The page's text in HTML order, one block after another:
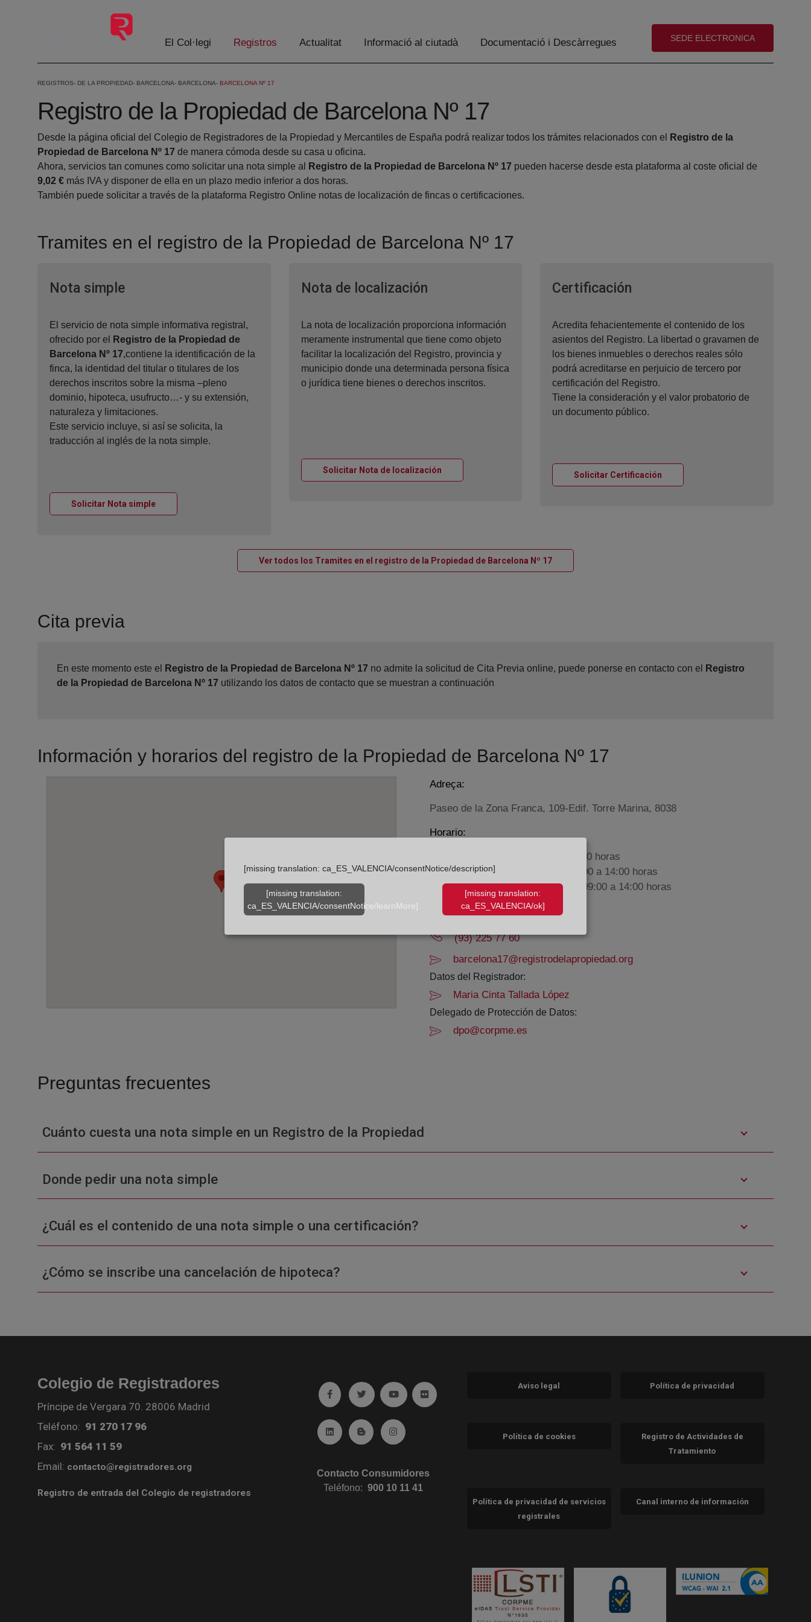
Salta al contingut principal
El Col·legi Registros Actualitat Informació al ciutadà Documentació i Descàrregues (abre en nueva ventana)
SEDE ELECTRONICA
REGISTROS DE LA PROPIEDAD BARCELONA BARCELONA BARCELONA Nº 17
Registro de la Propiedad de Barcelona Nº 17
Desde la página oficial del Colegio de Registradores de la Propiedad y Mercantiles de España podrá realizar todos los trámites relacionados con el
Registro de la
Propiedad de Barcelona Nº 17 de manera cómoda desde su casa u oficina.
Ahora, servicios tan comunes como solicitar una nota simple al
Registro de la Propiedad de Barcelona Nº 17 pueden hacerse desde esta plataforma al coste oficial de
9,02 € más IVA y disponer de ella en un plazo medio inferior a dos horas.
También puede solicitar a través de la plataforma Registro Online notas de localización de fincas o certificaciones.
Tramites en el registro de la Propiedad de Barcelona Nº 17
Nota simpleVentana nueva
El servicio de nota simple informativa registral,
ofrecido por el
Registro de la Propiedad de
Barcelona Nº 17,contiene la identificación de la
finca, la identidad del titular o titulares de los
derechos inscritos sobre la misma –pleno
dominio, hipoteca, usufructo…- y su extensión,
naturaleza y limitaciones.
Este servicio incluye, si así se solicita, la
traducción al inglés de la nota simple.
Solicitar Nota simpleVentana nueva
Nota de localizaciónVentana nueva
La nota de localización proporciona información
meramente instrumental que tiene como objeto
facilitar la localización del Registro, provincia y
municipio donde una determinada persona física
o jurídica tiene bienes o derechos inscritos.
Solicitar Nota de localizaciónVentana nueva
Certificación
Acredita fehacientemente el contenido de los
asientos del Registro. La libertad o gravamen de
los bienes inmuebles o derechos reales sólo
podrá acreditarse en perjuicio de tercero por
certificación del Registro.
Tiene la consideración y el valor probatorio de
un documento público.
Solicitar Certificación
Ver todos los Tramites en el registro de la Propiedad de Barcelona Nº 17Ventana nueva
Cita previa
En este momento este el Registro de la Propiedad de Barcelona Nº 17 no admite la solicitud de Cita Previa online, puede ponerse en contacto con el
Registro
de la Propiedad de Barcelona Nº 17 utilizando los datos de contacto que se muestran a continuación
Información y horarios del registro de la Propiedad de Barcelona Nº 17
Adreça:
Paseo de la Zona Franca, 109-Edif. Torre Marina, 8038
Horario:
De lunes a viernes de 09:00 a 17:00 horas
Agosto: De lunes a viernes de 09:00 a 14:00 horas
Los días 24 y 31 de diciembre de 09:00 a 14:00 horas
(93) 225 77 60
barcelona17@registrodelapropiedad.org
Datos del Registrador:
Maria Cinta Tallada López
Delegado de Protección de Datos:
dpo@corpme.es
Preguntas frecuentes
Cuánto cuesta una nota simple en un Registro de la Propiedad
Donde pedir una nota simple
¿Cuál es el contenido de una nota simple o una certificación?
¿Cómo se inscribe una cancelación de hipoteca?
Colegio de Registradores
Príncipe de Vergara 70. 28006 Madrid
Teléfono: 91 270 17 96
Fax: 91 564 11 59
Email: contacto@registradores.org
Registro de entrada del Colegio de registradores
Ir a facebook (abre en ventana nueva)
Ir a twitter (abre en ventana nueva)
Ir a YouTube (abre en ventana nueva)
Ir a Flickr (abre en ventana nueva)
Ir a Linkedin (abre en ventana nueva)
Ir al Blog (abre en ventana nueva)
Ir a Instagram (abre en ventana nueva)
Contacto Consumidores
Teléfono:900 10 11 41
Aviso legal Política de privacidad
Política de cookies
Registro de Actividades de
Tratamiento
Política de privacidad de servicios
registrales
Canal interno de información
[missing translation: ca_ES_VALENCIA/consentNotice/description]
[missing translation:
ca_ES_VALENCIA/consentNotice/learnMore]
[missing translation:
ca_ES_VALENCIA/ok]